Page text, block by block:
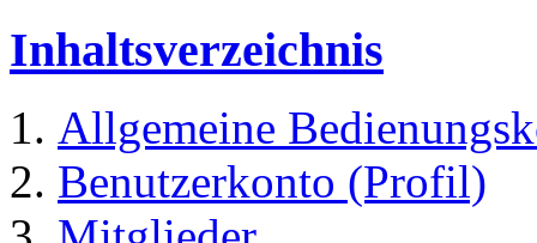
Inhaltsverzeichnis
Allgemeine
Benutzerkonto (Profil)